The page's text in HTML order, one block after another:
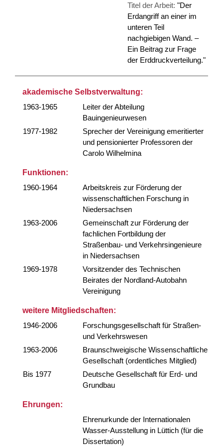
Titel der Arbeit: "Der
Erdangriff an einer im
unteren Teil
nachgiebigen Wand. –
Ein Beitrag zur Frage
der Erddruckverteilung."
akademische Selbstverwaltung:
1963-1965
Leiter der Abteilung
Bauingenieurwesen
1977-1982
Sprecher der Vereinigung emeritierter
und pensionierter Professoren der
Carolo Wilhelmina
Funktionen:
1960-1964
Arbeitskreis zur Förderung der
wissenschaftlichen Forschung in
Niedersachsen
1963-2006
Gemeinschaft zur Förderung der
fachlichen Fortbildung der
Straßenbau- und Verkehrsingenieure
in Niedersachsen
1969-1978
Vorsitzender des Technischen
Beirates der Nordland-Autobahn
Vereinigung
weitere Mitgliedschaften:
1946-2006
Forschungsgesellschaft für Straßen-
und Verkehrswesen
1963-2006
Braunschweigische Wissenschaftliche
Gesellschaft (ordentliches Mitglied)
Bis 1977
Deutsche Gesellschaft für Erd- und
Grundbau
Ehrungen:
Ehrenurkunde der Internationalen
Wasser-Ausstellung in Lüttich (für die
Dissertation)